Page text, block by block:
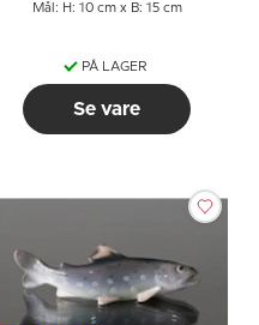
Mål: H: 10 cm x B: 15 cm
PÅ LAGER
Se vare